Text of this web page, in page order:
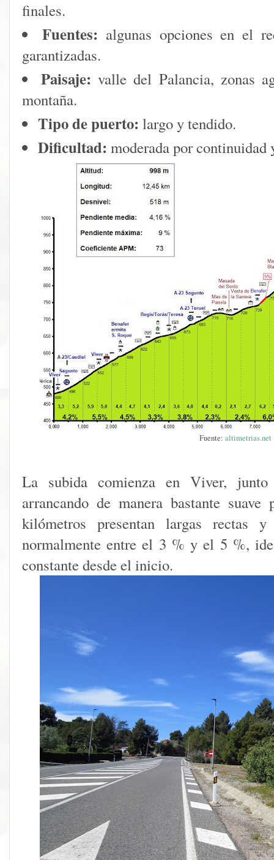
finales.
Fuentes: algunas opciones en el
garantizadas.
Paisaje: valle del Palancia, zonas
montaña.
Tipo de puerto: largo y tendido.
Dificultad: moderada por continuidad
Fuente: altimetrias.net
La subida comienza en Viver,
arrancando de manera bastante
kilómetros presentan largas rectas y
normalmente entre el 3 % y el 5 %,
constante desde el inicio.